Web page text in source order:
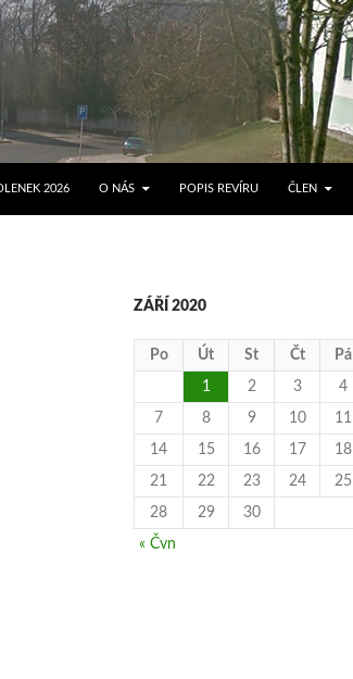
2026
O NÁS POPIS REVÍRU ČLEN
ZÁŘÍ 2020
Po Út St Čt Pá
1 2 3 4
7 8 9 10 11
14 15 16 17 18
21 22 23 24 25
28 29 30
« Čvn